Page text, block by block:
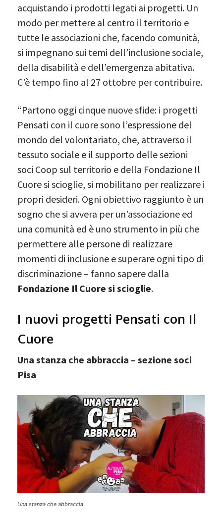
acquistando i prodotti legati ai progetti. Un
modo per mettere al centro il territorio e
tutte le associazioni che, facendo comunità,
si impegnano sui temi dell’inclusione sociale,
della disabilità e dell’emergenza abitativa.
C’è tempo fino al 27 ottobre per contribuire.
“Partono oggi cinque nuove sfide: i progetti
Pensati con il cuore sono l’espressione del
mondo del volontariato, che, attraverso il
tessuto sociale e il supporto delle sezioni
soci Coop sul territorio e della Fondazione Il
Cuore si scioglie, si mobilitano per realizzare i
propri desideri. Ogni obiettivo raggiunto è un
sogno che si avvera per un’associazione ed
una comunità ed è uno strumento in più che
permettere alle persone di realizzare
momenti di inclusione e superare ogni tipo di
discriminazione – fanno sapere dalla
Fondazione Il Cuore si scioglie.
I nuovi progetti Pensati con Il
Cuore
Una stanza che abbraccia – sezione soci
Pisa
Una stanza che abbraccia